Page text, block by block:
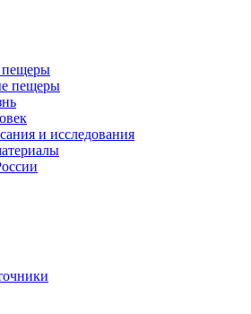
пещеры
пещеры
и исследования